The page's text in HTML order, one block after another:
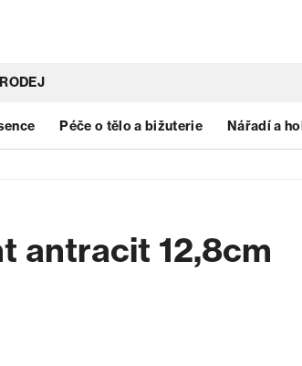
Péče o tělo a bižuterie Nářadí a
antracit 12,8cm